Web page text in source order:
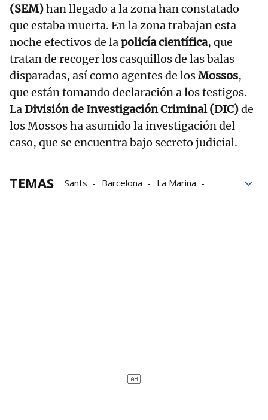
(SEM)han llegado a la zona han constatado
que estaba muerta. En la zona trabajan esta
noche efectivos de lapolicía científica, que
tratan de recoger los casquillos de las balas
disparadas, así como agentes de losMossos,
que están tomando declaración a los testigos.
LaDivisión de Investigación Criminal (DIC)de
los Mossos ha asumido la investigación del
caso, que se encuentra bajo secreto judicial.
TEMAS Sants Barcelona
La Marina